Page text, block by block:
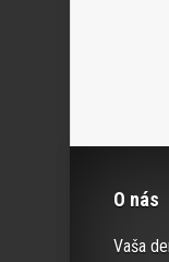
O nás
Vaša